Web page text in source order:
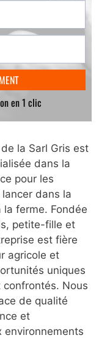
la Sarl Gris est
dans la
pour les
dans la
ferme. Fondée
petite-fille et
est fière
agricole et
uniques
Nous
de qualité
et
environnements